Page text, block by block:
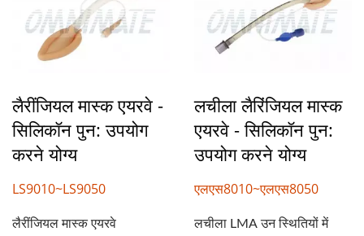
लैरींजियल मास्क एयरवे -
सिलिकॉन पुन: उपयोग
करने योग्य
LS9010~LS9050
लैरींजियल मास्क एयरवे
लचीला लैरिंजियल मास्क
एयरवे - सिलिकॉन पुन:
उपयोग करने योग्य
एलएस8010~एलएस8050
लचीला LMA उन स्थितियों में